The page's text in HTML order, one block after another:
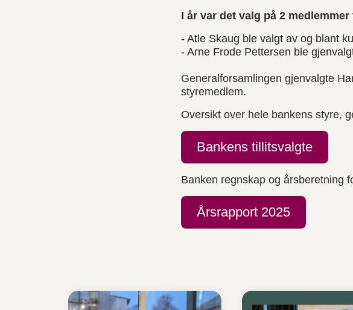
I år var det valg på 2
- Atle Skaug ble valgt av og blant
- Arne Frode Pettersen ble
Generalforsamlingen gjenvalgte
styremedlem.
Oversikt over hele bankens styre,
Bankens tillitsvalgte
Banken regnskap og årsberetning
Årsrapport 2025